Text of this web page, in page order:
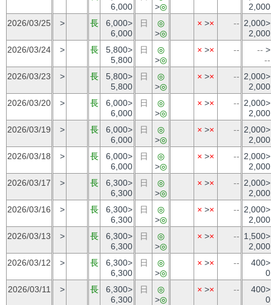
6,000
>◎
2,000
2026/03/25
> 長
6,000>
6,000
日
◎
>◎
× >× -- 2,000>
2,000
2026/03/24
> 長
5,800>
5,800
日
◎
>◎
× >× -- -- >
--
2026/03/23
> 長
5,800>
5,800
日
◎
>◎
× >× -- 2,000>
2,000
2026/03/20
> 長
6,000>
6,000
日
◎
>◎
× >× -- 2,000>
2,000
2026/03/19
> 長
6,000>
6,000
日
◎
>◎
× >× -- 2,000>
2,000
2026/03/18
> 長
6,000>
6,000
日
◎
>◎
× >× -- 2,000>
2,000
2026/03/17
> 長
6,300>
6,300
日
◎
>◎
× >× -- 2,000>
2,000
2026/03/16
> 長
6,300>
6,300
日
◎
>◎
× >× -- 2,000>
2,000
2026/03/13
> 長
6,300>
6,300
日
◎
>◎
× >× -- 1,500>
2,000
2026/03/12
> 長
6,300>
6,300
日
◎
>◎
× >× --
400>
0
2026/03/11
> 長
6,300>
6,300
日
◎
>◎
× >× --
400>
0